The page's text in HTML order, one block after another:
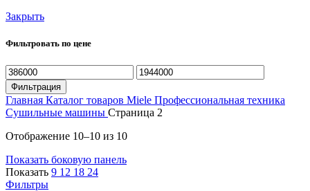
Закрыть
Фильтровать по цене
Минимальная
цена
Максимальная
цена
Фильтрация
Главная Каталог товаров Miele Профессиональная техника
Сушильные машины Страница 2
Отображение 10–10 из 10Сортировка:
Показать боковую панель
Показать 9 12 18 24
Фильтры